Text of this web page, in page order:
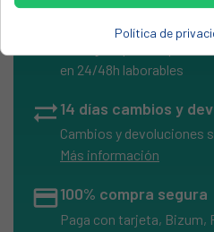
en 24/48h laborables
sync_alt14 días cambios y
Cambios y devoluciones
Más información
credit_card100% compra segura
Paga con tarjeta, Bizum,
Política de